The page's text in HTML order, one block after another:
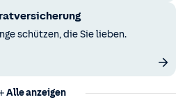
schützen, die Sie lieben.
Alle anzeigen